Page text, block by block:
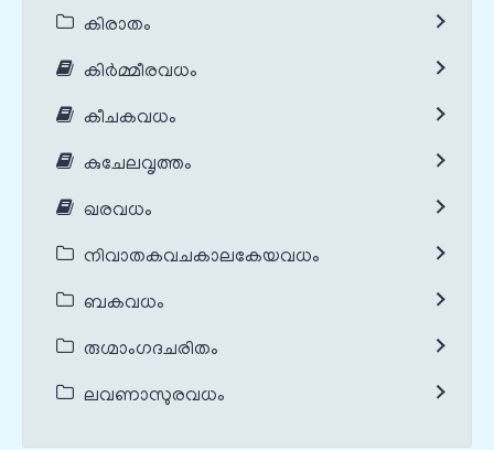
കിരാതം
കിർമ്മീരവധം
കീചകവധം
കുചേലവൃത്തം
ഖരവധം
നിവാതകവചകാലകേയവധം
ബകവധം
രുഗ്മാംഗദചരിതം
ലവണാസുരവധം